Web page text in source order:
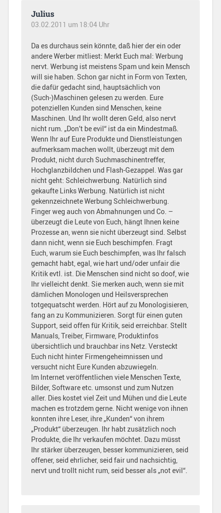
Julius
03.02.2011 um 18:04 Uhr
Da es durchaus sein könnte, daß hier der ein oder
andere Werber mitliest: Merkt Euch mal: Werbung
nervt. Werbung ist meistens Spam und kein Mensch
will sie haben. Schon gar nicht in Form von Texten,
die dafür gedacht sind, hauptsächlich von
(Such-)Maschinen gelesen zu werden. Eure
potenziellen Kunden sind Menschen, keine
Maschinen. Und Ihr wollt deren Geld, also nervt
nicht rum. „Don’t be evil“ ist da ein Mindestmaß.
Wenn Ihr auf Eure Produkte und Dienstleistungen
aufmerksam machen wollt, überzeugt mit dem
Produkt, nicht durch Suchmaschinentreffer,
Hochglanzbildchen und Flash-Gezappel. Was gar
nicht geht: Schleichwerbung. Natürlich sind
gekaufte Links Werbung. Natürlich ist nicht
gekennzeichnete Werbung Schleichwerbung.
Finger weg auch von Abmahnungen und Co. –
überzeugt die Leute von Euch, hängt Ihnen keine
Prozesse an, wenn sie nicht überzeugt sind. Selbst
dann nicht, wenn sie Euch beschimpfen. Fragt
Euch, warum sie Euch beschimpfen, was Ihr falsch
gemacht habt, egal, wie hart und/oder unfair die
Kritik evtl. ist. Die Menschen sind nicht so doof, wie
Ihr vielleicht denkt. Sie merken auch, wenn sie mit
dämlichen Monologen und Heilsversprechen
totgequatscht werden. Hört auf zu Monologisieren,
fang an zu Kommunizieren. Sorgt für einen guten
Support, seid offen für Kritik, seid erreichbar. Stellt
Manuals, Treiber, Firmware, Produktinfos
übersichtlich und brauchbar ins Netz. Versteckt
Euch nicht hinter Firmengeheimnissen und
versucht nicht Eure Kunden abzuwiegeln.
Im Internet veröffentlichen viele Menschen Texte,
Bilder, Software etc. umsonst und zum Nutzen
aller. Dies kostet viel Zeit und Mühen und die Leute
machen es trotzdem gerne. Nicht wenige von ihnen
konnten ihre Leser, ihre „Kunden“ von ihrem
„Produkt“ überzeugen. Ihr habt zusätzlich noch
Produkte, die Ihr verkaufen möchtet. Dazu müsst
Ihr stärker überzeugen, besser kommunizieren, seid
offener, seid ehrlicher, seid fair und nachsichtig,
nervt und trollt nicht rum, seid besser als „not evil“.